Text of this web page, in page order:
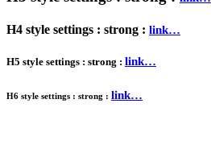
H4 style settings : strong : link…
H5 style settings : strong : link…
H6 style settings : strong : link…